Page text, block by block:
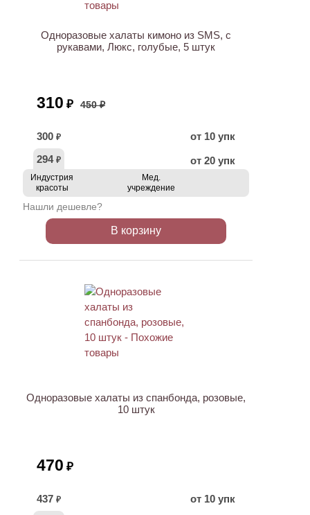
Одноразовые халаты кимоно из SMS, с
рукавами, Люкс, голубые, 5 штук
310 ₽ 450 ₽
300 ₽
от 10 упк
294 ₽ от 20 упк
Индустрия
красоты
Мед.
учреждение
Нашли дешевле?
В корзину
Одноразовые халаты из спанбонда, розовые,
10 штук
470 ₽
437 ₽
от 10 упк